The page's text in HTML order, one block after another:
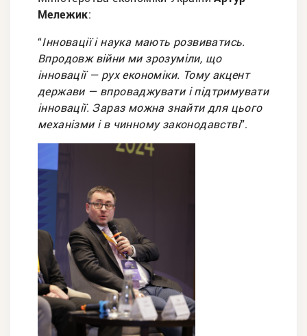
Мележик:
“Інновації і наука мають розвиватись.
Впродовж війни ми зрозуміли, що
інновації — рух економіки. Тому акцент
держави — впроваджувати і підтримувати
інновації. Зараз можна знайти для цього
механізми і в чинному законодавстві”.